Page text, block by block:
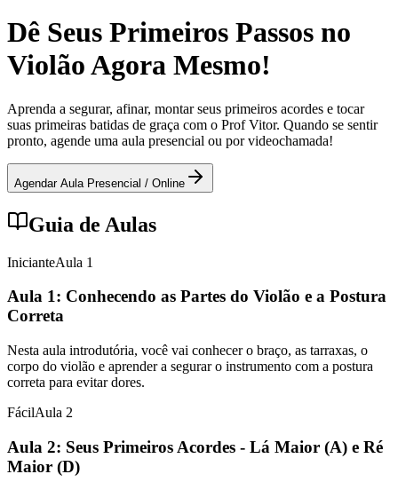
Dê Seus Primeiros Passos no
Violão Agora Mesmo!
Aprenda a segurar, afinar, montar seus primeiros acordes e tocar
suas primeiras batidas de graça com o Prof Vitor. Quando se sentir
pronto, agende uma aula presencial ou por videochamada!
Agendar Aula Presencial / Online
Guia de Aulas
InicianteAula 1
Aula 1: Conhecendo as Partes do Violão e a Postura
Correta
Nesta aula introdutória, você vai conhecer o braço, as tarraxas, o
corpo do violão e aprender a segurar o instrumento com a postura
correta para evitar dores.
FácilAula 2
Aula 2: Seus Primeiros Acordes - Lá Maior (A) e Ré
Maior (D)